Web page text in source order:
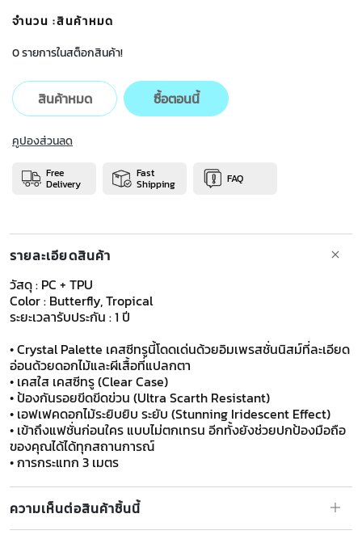
จำนวน :สินค้าหมด
0 รายการในสต็อกสินค้า!
สินค้าหมด ซื้อตอนนี้
คูปองส่วนลด
Free
Delivery
Fast
Shipping FAQ
รายละเอียดสินค้า
วัสดุ : PC + TPU
Color : Butterfly, Tropical
ระยะเวลารับประกัน : 1 ปี
• Crystal Palette เคสซีทรูนี้โดดเด่นด้วยอิมเพรสชั่นนิสม์ที่ละเอียด
อ่อนด้วยดอกไม้และผีเสื้อที่แปลกตา
• เคสใส เคสซีทรู (Clear Case)
• ป้องกันรอยขีดขีดข่วน (Ultra Scarth Resistant)
• เอฟเฟคดอกไม้ระยิบยิบ ระยับ (Stunning Iridescent Effect)
• เข้าถึงแฟชั่นก่อนใคร แบบไม่ตกเทรน อีกทั้งยังช่วยปกป้องมือถือ
ของคุณได้ได้ทุกสถานการณ์
​​​​​​​• การกระแทก 3 เมตร
ความเห็นต่อสินค้าชิ้นนี้